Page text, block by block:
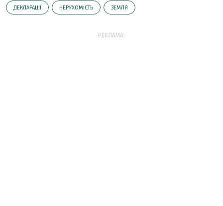
ДЕКЛАРАЦІЇ НЕРУХОМІСТЬ ЗЕМЛЯ
РЕКЛАМА: